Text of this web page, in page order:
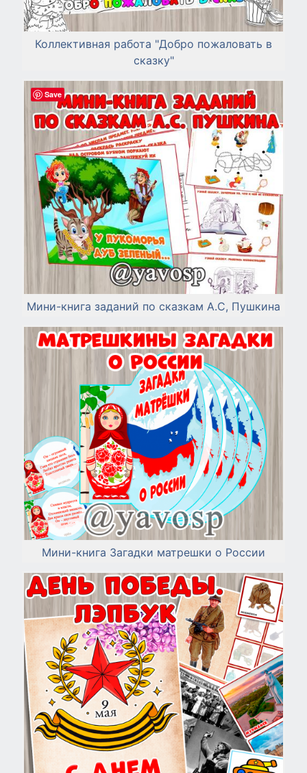
Коллективная работа "Добро пожаловать в
сказку"
Мини-книга заданий по сказкам А.С, Пушкина
Мини-книга Загадки матрешки о России
Save